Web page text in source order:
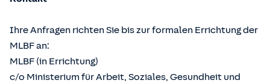
Ihre Anfragen richten Sie bis zur formalen Errichtung der
MLBF an:
MLBF (in Errichtung)
c/o Ministerium für Arbeit, Soziales, Gesundheit und